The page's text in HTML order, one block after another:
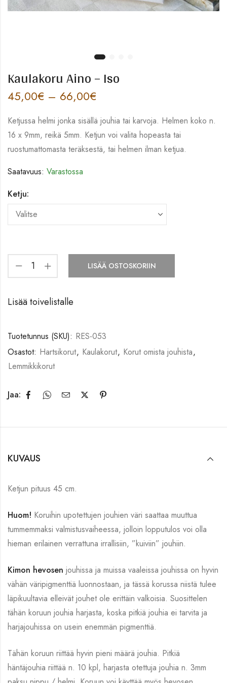
Kaulakoru Aino – Iso
45,00€ – 66,00€
Ketjussa helmi jonka sisällä jouhia tai karvoja. Helmen koko n.
16 x 9mm, reikä 5mm. Ketjun voi valita hopeasta tai
ruostumattomasta teräksestä, tai helmen ilman ketjua.
Saatavuus: Varastossa
Ketju:
LISÄÄ OSTOSKORIIN
Lisää toivelistalle
Tuotetunnus (SKU): RES-053
Osastot: Hartsikorut, Kaulakorut, Korut omista jouhista,
Lemmikkikorut
Jaa:
KUVAUS
Ketjun pituus 45 cm.
Huom! Koruihin upotettujen jouhien väri saattaa muuttua
tummemmaksi valmistusvaiheessa, jolloin lopputulos voi olla
hieman erilainen verrattuna irrallisiin, ”kuiviin” jouhiin.
Kimon hevosen jouhissa ja muissa vaaleissa jouhissa on hyvin
vähän väripigmenttiä luonnostaan, ja tässä korussa niistä tulee
läpikuultavia elleivät jouhet ole erittäin valkoisia. Suosittelen
tähän koruun jouhia harjasta, koska pitkiä jouhia ei tarvita ja
harjajouhissa on usein enemmän pigmenttiä.
Tähän koruun riittää hyvin pieni määrä jouhia. Pitkiä
häntäjouhia riittää n. 10 kpl, harjasta otettuja jouhia n. 3mm